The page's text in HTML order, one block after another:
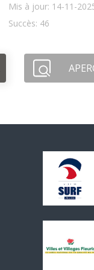
Mis à jour: 14-11-
Succès: 46